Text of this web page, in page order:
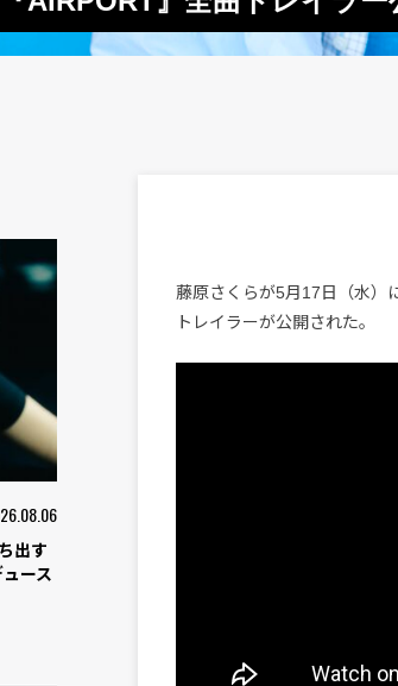
出す
ース
藤原さくらが5月17日（水）
トレイラーが公開された。